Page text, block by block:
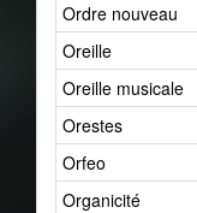
Ordre nouveau
Oreille
Oreille musicale
Orestes
Orfeo
Organicité